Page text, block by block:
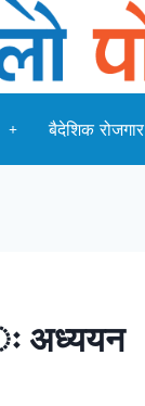
बैदेशिक रोजगार
ः अध्ययन